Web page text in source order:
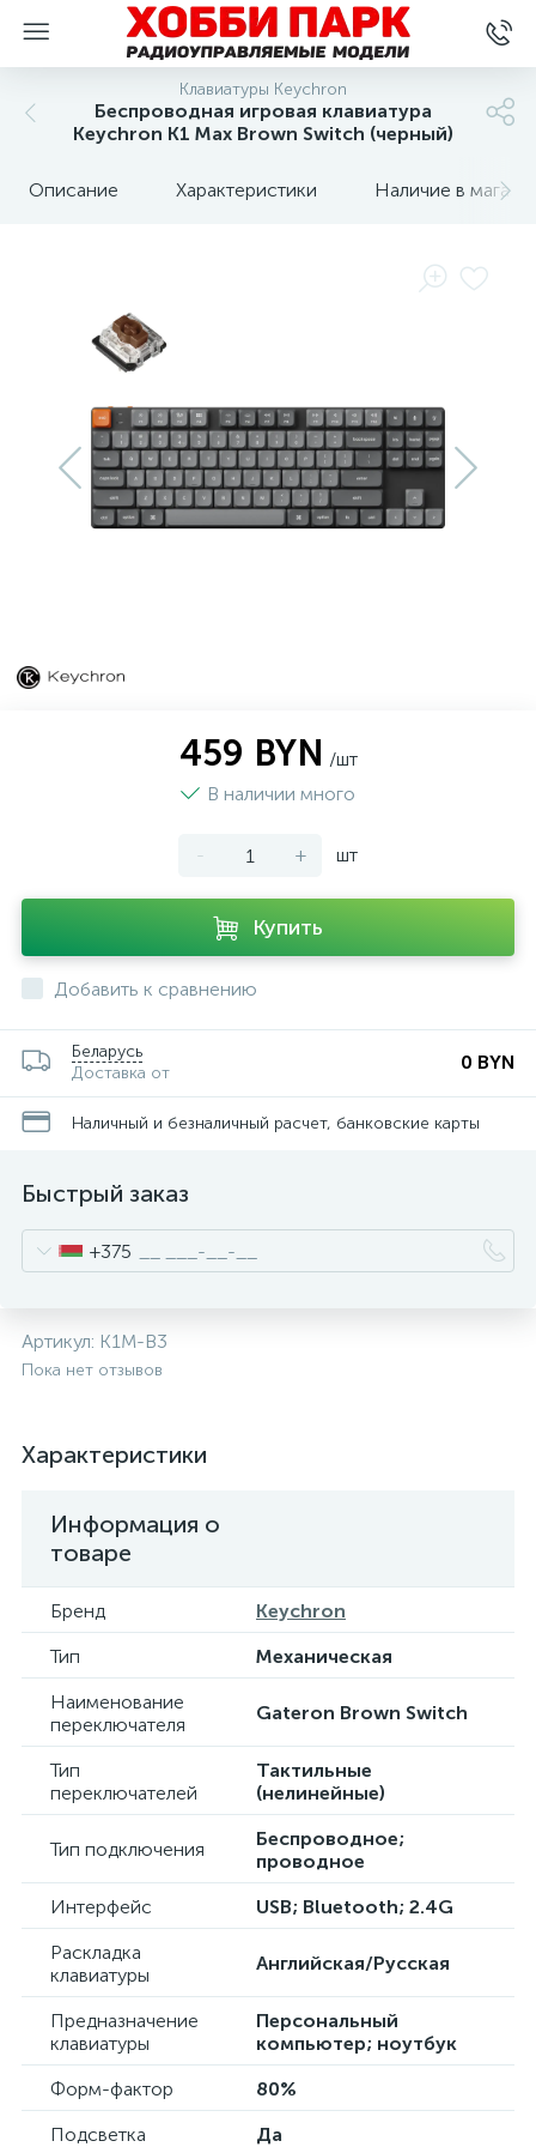
Клавиатуры Keychron
Беспроводная игровая клавиатура
Keychron K1 Max Brown Switch (черный)
Описание Характеристики Наличие в
459 BYN /шт
В наличии много
- + шт
Купить
Добавить к сравнению
Беларусь
Доставка от
0 BYN
Наличный и безналичный расчет, банковские карты
Быстрый заказ
+375
Артикул: K1M-B3
Пока нет отзывов
Характеристики
Информация о
товаре
Бренд
Keychron
Тип
Механическая
Наименование
переключателя
Gateron Brown Switch
Тип
переключателей
Тактильные
(нелинейные)
Тип подключения
Беспроводное;
проводное
Интерфейс
USB; Bluetooth; 2.4G
Раскладка
клавиатуры
Английская/Русская
Предназначение
клавиатуры
Персональный
компьютер; ноутбук
Форм-фактор
80%
Подсветка
Да